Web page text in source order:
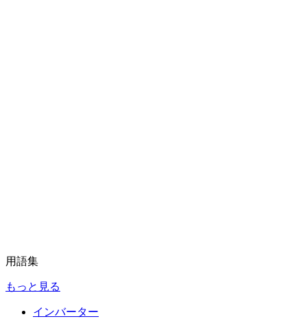
用語集
もっと見る
インバーター